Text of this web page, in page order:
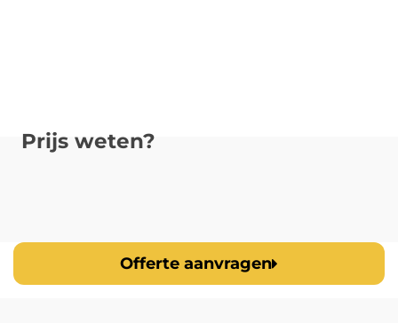
Prijs weten?
Offerte aanvragen